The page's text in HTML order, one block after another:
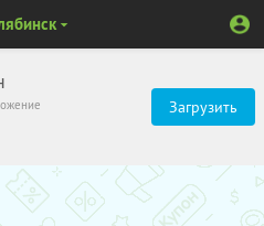
Загрузить